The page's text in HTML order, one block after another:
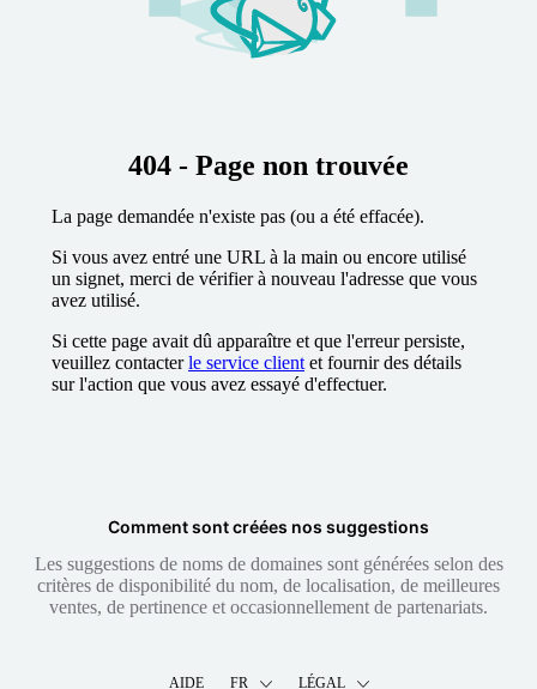
404 - Page non trouvée
La page demandée n'existe pas (ou a été effacée).
Si vous avez entré une URL à la main ou encore utilisé
un signet, merci de vérifier à nouveau l'adresse que vous
avez utilisé.
Si cette page avait dû apparaître et que l'erreur persiste,
veuillez contacterle service client et fournir des détails
sur l'action que vous avez essayé d'effectuer.
Comment sont créées nos suggestions
Les suggestions de noms de domaines sont générées selon des
critères de disponibilité du nom, de localisation, de meilleures
ventes, de pertinence et occasionnellement de partenariats.
AIDE FR LÉGAL